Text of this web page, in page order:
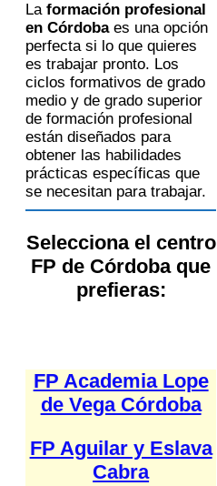
La formación profesional
en Córdobaes una opción
perfecta si lo que quieres
es trabajar pronto. Los
ciclos formativos de grado
medio y de grado superior
de formación profesional
están diseñados para
obtener las habilidades
prácticas específicas que
se necesitan para trabajar.
Selecciona el centro
FP de Córdoba que
prefieras:
FP Academia Lope
de Vega Córdoba
FP Aguilar y Eslava
Cabra